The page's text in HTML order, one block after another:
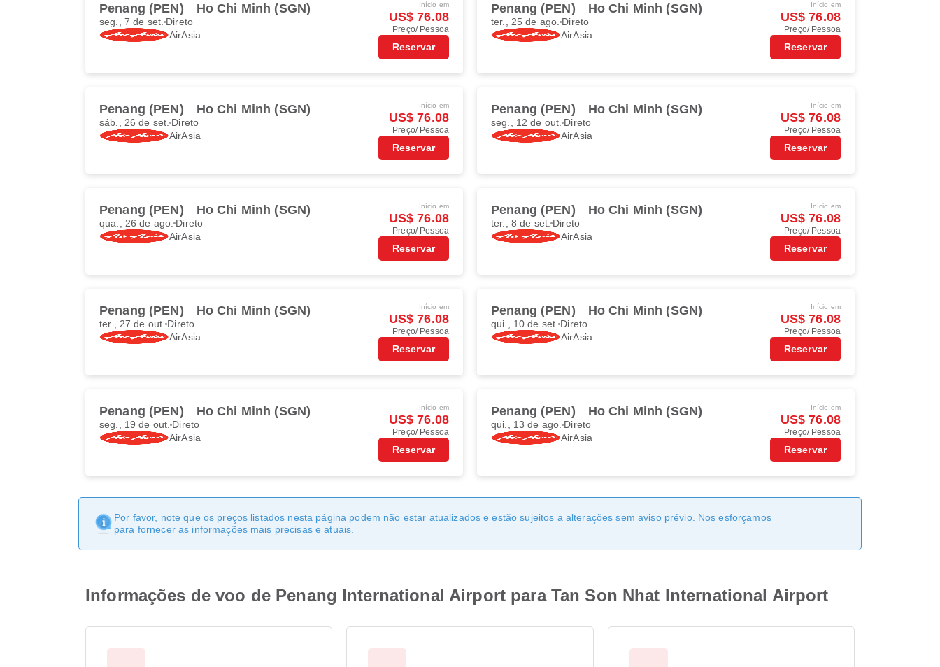
Penang (PEN) Ho Chi Minh (SGN)
seg., 7 de set. Direto
AirAsia
Início em
US$ 76.08
Preço/ Pessoa
Reservar
Penang (PEN) Ho Chi Minh (SGN)
ter., 25 de ago. Direto
AirAsia
Início em
US$ 76.08
Preço/ Pessoa
Reservar
Penang (PEN) Ho Chi Minh (SGN)
sáb., 26 de set. Direto
AirAsia
Início em
US$ 76.08
Preço/ Pessoa
Reservar
Penang (PEN) Ho Chi Minh (SGN)
seg., 12 de out. Direto
AirAsia
Início em
US$ 76.08
Preço/ Pessoa
Reservar
Penang (PEN) Ho Chi Minh (SGN)
qua., 26 de ago. Direto
AirAsia
Início em
US$ 76.08
Preço/ Pessoa
Reservar
Penang (PEN) Ho Chi Minh (SGN)
ter., 8 de set. Direto
AirAsia
Início em
US$ 76.08
Preço/ Pessoa
Reservar
Penang (PEN) Ho Chi Minh (SGN)
ter., 27 de out. Direto
AirAsia
Início em
US$ 76.08
Preço/ Pessoa
Reservar
Penang (PEN) Ho Chi Minh (SGN)
qui., 10 de set. Direto
AirAsia
Início em
US$ 76.08
Preço/ Pessoa
Reservar
Penang (PEN) Ho Chi Minh (SGN)
seg., 19 de out. Direto
AirAsia
Início em
US$ 76.08
Preço/ Pessoa
Reservar
Penang (PEN) Ho Chi Minh (SGN)
qui., 13 de ago. Direto
AirAsia
Início em
US$ 76.08
Preço/ Pessoa
Reservar
Por favor, note que os preços listados nesta página podem não estar atualizados e estão sujeitos a alterações sem aviso prévio. Nos esforçamos
para fornecer as informações mais precisas e atuais.
Informações de voo de Penang International Airport para Tan Son Nhat International Airport